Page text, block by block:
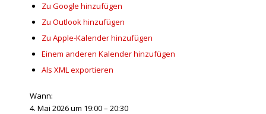
Zu Google hinzufügen
Zu Outlook hinzufügen
Zu Apple-Kalender hinzufügen
Einem anderen Kalender hinzufügen
Als XML exportieren
Wann:
4. Mai 2026 um 19:00 – 20:30